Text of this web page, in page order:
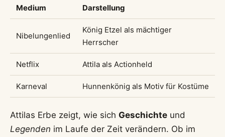
Medium Darstellung
Nibelungenlied
König Etzel als mächtiger
Herrscher
Netflix Attila als Actionheld
Karneval Hunnenkönig als Motiv für Kostüme
Attilas Erbe zeigt, wie sich Geschichte und
Legenden im Laufe der Zeit verändern. Ob im